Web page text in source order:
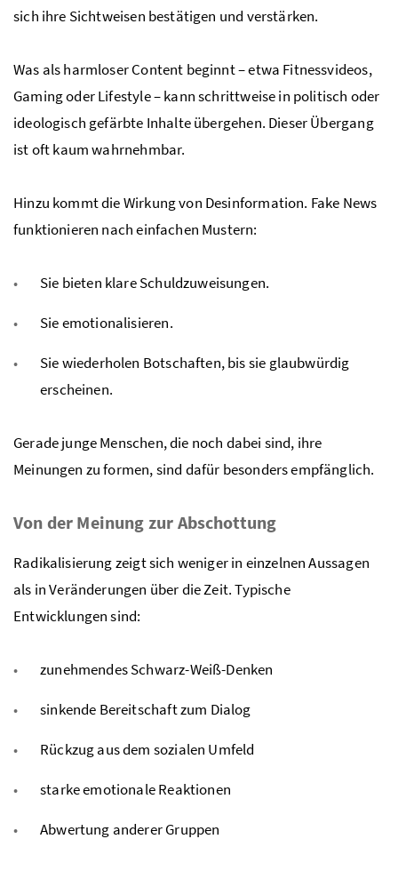
sich ihre Sichtweisen bestätigen und verstärken.
Was als harmloser Content beginnt – etwa Fitnessvideos,
Gaming oder Lifestyle – kann schrittweise in politisch oder
ideologisch gefärbte Inhalte übergehen. Dieser Übergang
ist oft kaum wahrnehmbar.
Hinzu kommt die Wirkung von Desinformation. Fake News
funktionieren nach einfachen Mustern:
Sie bieten klare Schuldzuweisungen.
Sie emotionalisieren.
Sie wiederholen Botschaften, bis sie glaubwürdig
erscheinen.
Gerade junge Menschen, die noch dabei sind, ihre
Meinungen zu formen, sind dafür besonders empfänglich.
Von der Meinung zur Abschottung
Radikalisierung zeigt sich weniger in einzelnen Aussagen
als in Veränderungen über die Zeit. Typische
Entwicklungen sind:
zunehmendes Schwarz-Weiß-Denken
sinkende Bereitschaft zum Dialog
Rückzug aus dem sozialen Umfeld
starke emotionale Reaktionen
Abwertung anderer Gruppen